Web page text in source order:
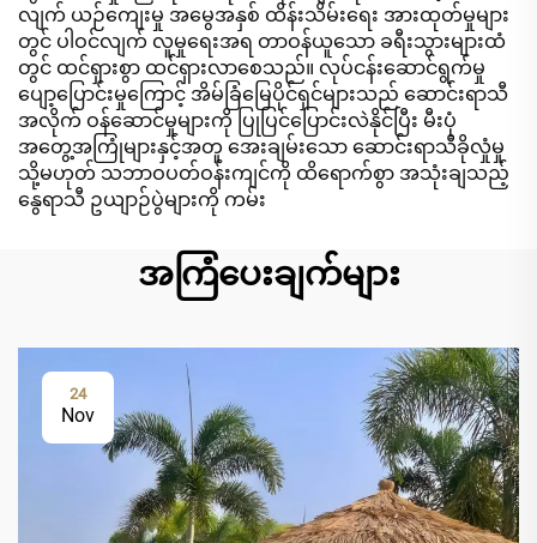
လျက် ယဉ်ကျေးမှု အမွေအနှစ် ထိန်းသိမ်းရေး အားထုတ်မှုများ
တွင် ပါဝင်လျက် လူမှုရေးအရ တာဝန်ယူသော ခရီးသွားများထံ
တွင် ထင်ရှားစွာ ထင်ရှားလာစေသည်။ လုပ်ငန်းဆောင်ရွက်မှု
ပျော့ပြောင်းမှုကြောင့် အိမ်ခြံမြေပိုင်ရှင်များသည် ဆောင်းရာသီ
အလိုက် ဝန်ဆောင်မှုများကို ပြုပြင်ပြောင်းလဲနိုင်ပြီး မီးပုံ
အတွေ့အကြုံများနှင့်အတူ အေးချမ်းသော ဆောင်းရာသီခိုလှုံမှု
သို့မဟုတ် သဘာဝပတ်ဝန်းကျင်ကို ထိရောက်စွာ အသုံးချသည့်
နွေရာသီ ဥယျာဉ်ပွဲများကို ကမ်း
အကြံပေးချက်များ
24
Nov